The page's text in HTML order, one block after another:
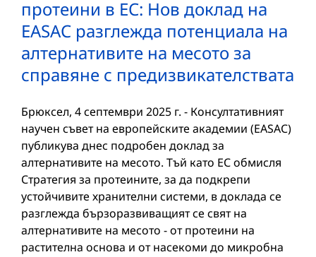
протеини в ЕС: Нов доклад на
EASAC разглежда потенциала на
алтернативите на месото за
справяне с предизвикателствата
Брюксел, 4 септември 2025 г. - Консултативният
научен съвет на европейските академии (EASAC)
публикува днес подробен доклад за
алтернативите на месото. Тъй като ЕС обмисля
Стратегия за протеините, за да подкрепи
устойчивите хранителни системи, в доклада се
разглежда бързоразвиващият се свят на
алтернативите на месото - от протеини на
растителна основа и от насекоми до микробна